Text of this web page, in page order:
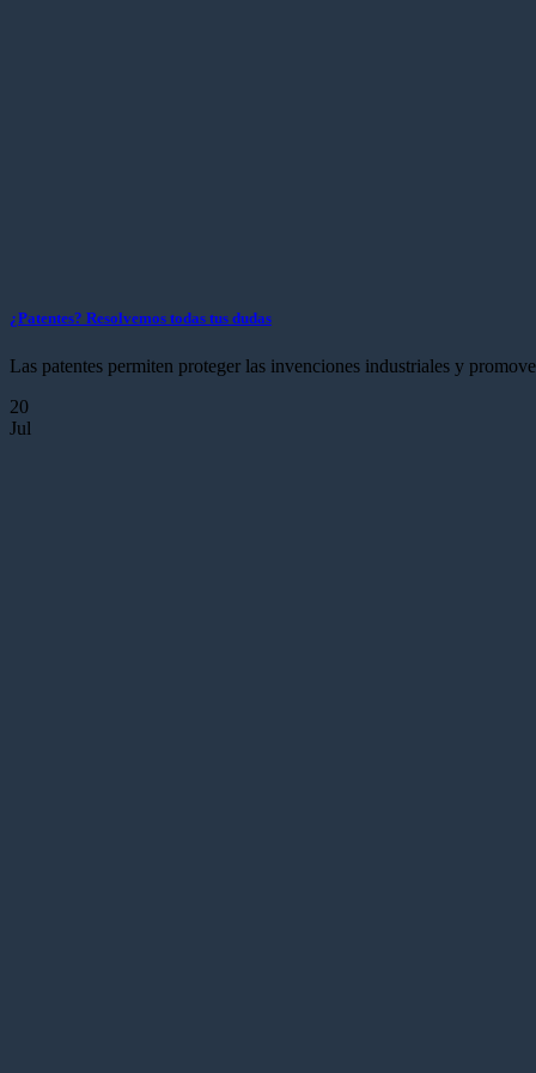
¿Patentes? Resolvemos todas tus dudas
Las patentes permiten proteger las invenciones industriales y
20
Jul